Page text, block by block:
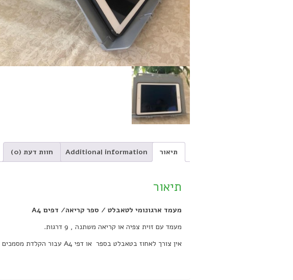
תיאור Additional information חוות דעת (0)
תיאור
מעמד ארגונומי לטאבלט / ספר קריאה/ דפים A4
מעמד עם זוית צפיה או קריאה משתנה , 9 דרגות.
אין צורך לאחוז בטאבלט בספר או דפי A4 עבור הקלדת מסמכים למחשב , פשוט מניחים על המעמד הארגונומי בזווית הרצויה.